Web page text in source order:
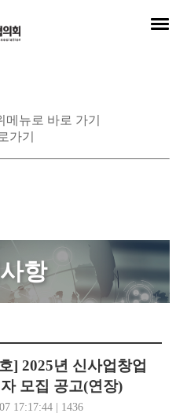
뉴로 바로 가기
가기
항
] 2025년 신사업창업
모집 공고(연장)
17:17:44 | 1436